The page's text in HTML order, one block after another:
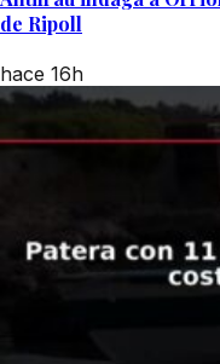
de Ripoll
hace 16h